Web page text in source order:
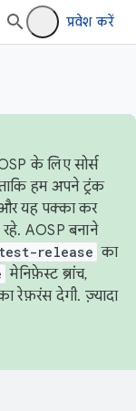
प्रवेश करें
के लिए सोर्स
हम अपने ट्रंक
यह पक्का कर
AOSP बनाने
release का
मेनिफ़ेस्ट ब्रांच,
रेफ़रंस देगी. ज़्यादा